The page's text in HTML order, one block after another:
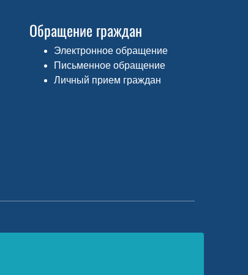
Обращение граждан
Электронное обращение
Письменное обращение
Личный прием граждан